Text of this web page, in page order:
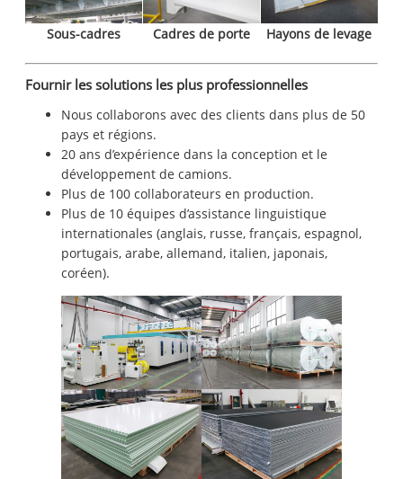
Sous-cadres Cadres de porte Hayons de levage
Fournir les solutions les plus professionnelles
Nous collaborons avec des clients dans plus de 50
pays et régions.
20 ans d’expérience dans la conception et le
développement de camions.
Plus de 100 collaborateurs en production.
Plus de 10 équipes d’assistance linguistique
internationales (anglais, russe, français, espagnol,
portugais, arabe, allemand, italien, japonais,
coréen).